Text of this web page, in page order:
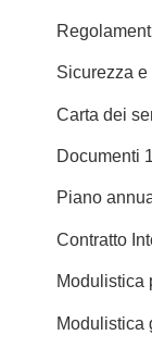
Sicurezza
Carta dei
Documenti
Piano
Contratto
Modulistica
Modulistica